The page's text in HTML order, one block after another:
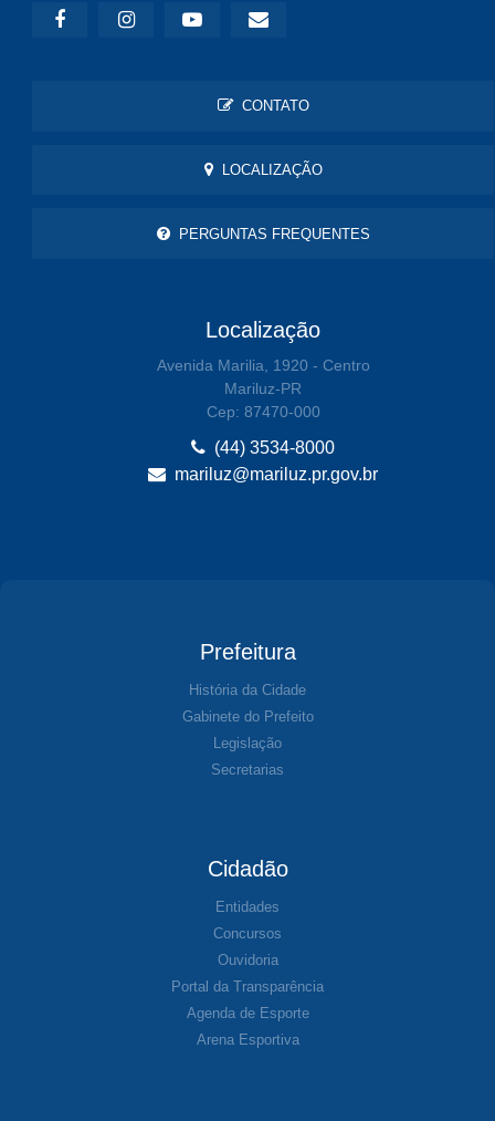
CONTATO
LOCALIZAÇÃO
PERGUNTAS FREQUENTES
Localização
Avenida Marilia, 1920 - Centro
Mariluz-PR
Cep: 87470-000
(44) 3534-8000
mariluz@mariluz.pr.gov.br
Prefeitura
História da Cidade
Gabinete do Prefeito
Legislação
Secretarias
Cidadão
Entidades
Concursos
Ouvidoria
Portal da Transparência
Agenda de Esporte
Arena Esportiva